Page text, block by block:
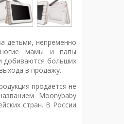
детьми, непременно
мамы и папы
добиваются больших
в продажу.
продается не
Moonybaby
стран. В России